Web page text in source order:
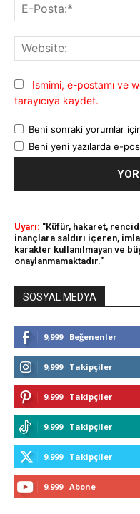
Ismimi, e-postamı ve
tarayıcıya kaydet.
Beni sonraki yorumlar
Beni yeni yazılarda e-
Uyarı: "Küfür, hakaret,
inançlara saldırı içeren,
karakter kullanılmayan ve
onaylanmamaktadır."
SOSYAL MEDYA
9,999 Beğenenler
9,999 Takipçiler
9,999 Takipçiler
9,999 Takipçiler
9,999 Takipçiler
9,999 Abone